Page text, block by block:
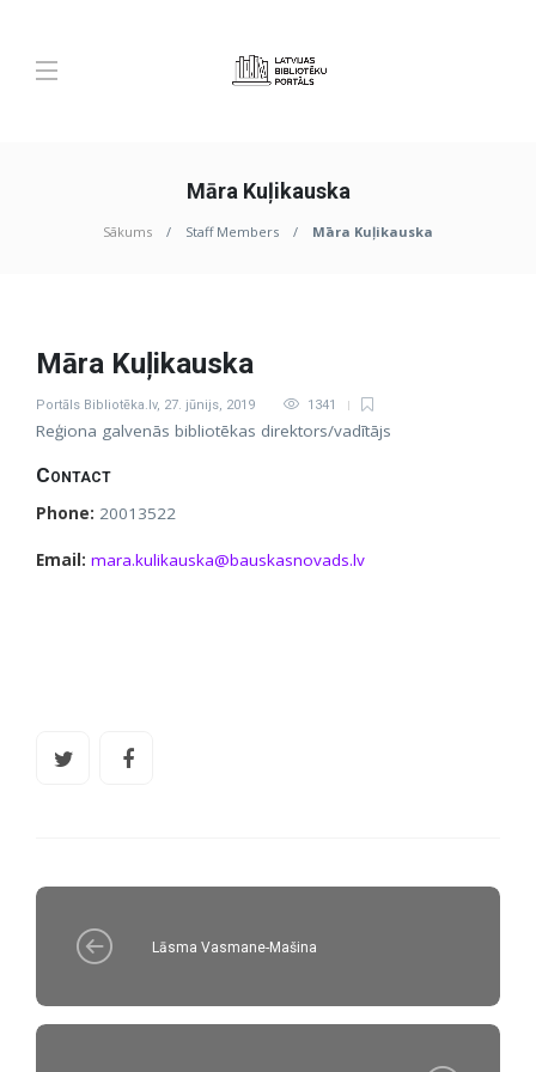
Māra Kuļikauska
Sākums Staff Members Māra Kuļikauska
Māra Kuļikauska
Portāls Bibliotēka.lv, 27. jūnijs, 2019 1341
Reģiona galvenās bibliotēkas direktors/vadītājs
Contact
Phone: 20013522
Email: mara.kulikauska@bauskasnovads.lv
Lāsma Vasmane-Mašina